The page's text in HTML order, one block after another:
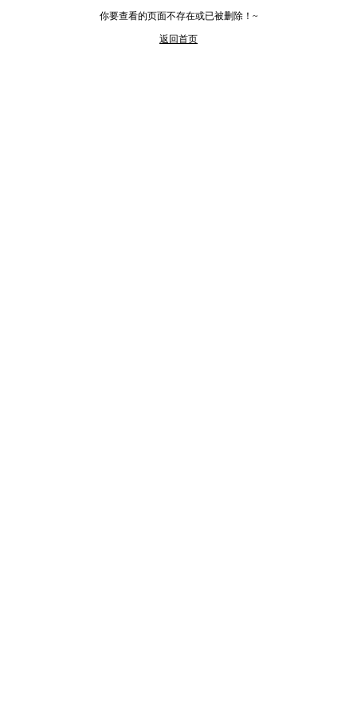
你要查看的页面不存在或已被删除！~
返回首页